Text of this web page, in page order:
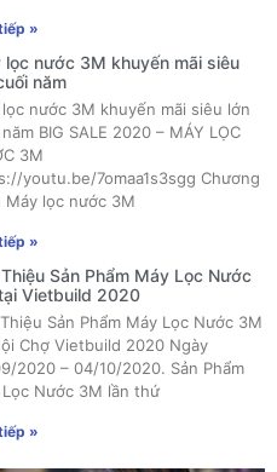
»
lọc nước 3M khuyến mãi siêu
năm
lọc nước 3M khuyến mãi siêu lớn
BIG SALE 2020 – MÁY LỌC
3M
youtu.be/7omaa1s3sgg Chương
Máy lọc nước 3M
»
Sản Phẩm Máy Lọc Nước
Vietbuild 2020
Sản Phẩm Máy Lọc Nước 3M
Chợ Vietbuild 2020 Ngày
2020 – 04/10/2020. Sản Phẩm
Lọc Nước 3M lần thứ
»